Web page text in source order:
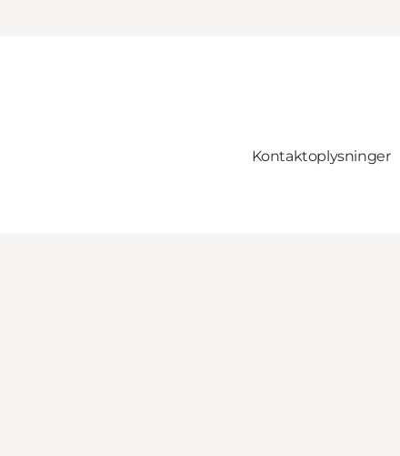
Kontaktoplysninger